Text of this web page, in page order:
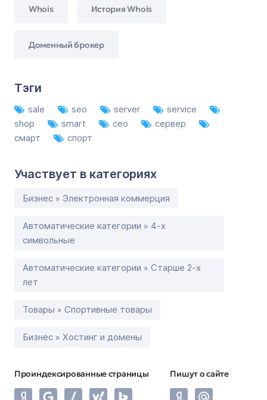
Whois История Whois
Доменный брокер
Тэги
sale seo server
service
shop
smart сео
сервер
смарт
спорт
Участвует в категориях
Бизнес » Электронная коммерция
Автоматические категории » 4-х
символьные
Автоматические категории » Старше 2-х
лет
Товары » Спортивные товары
Бизнес » Хостинг и домены
Проиндексированные страницы Пишут о сайте